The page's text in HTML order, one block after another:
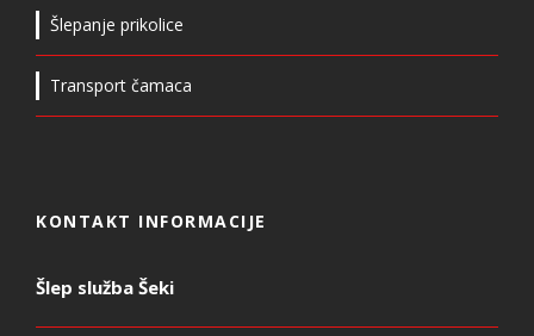
Šlepanje prikolice
Transport čamaca
KONTAKT INFORMACIJE
Šlep služba Šeki